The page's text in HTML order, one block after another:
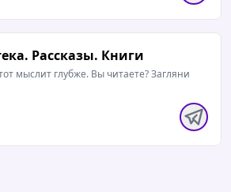
Рассказы. Книги
мыслит глубже. Вы читаете? Загляни